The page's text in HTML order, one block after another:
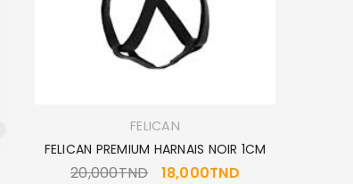
FELICAN
FELICAN PREMIUM HARNAIS NOIR 1CM
20,000TND 18,000TND